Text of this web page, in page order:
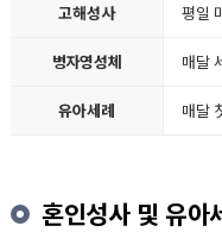
고해성사 평일
병자영성체 매달
유아세례 매달
혼인성사 및 유아